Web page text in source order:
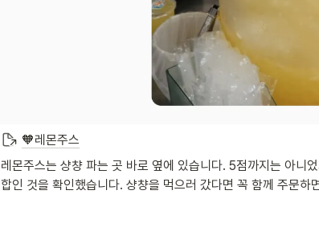
🧡레몬주스
레몬주스는 샹챵 파는 곳 바로 옆에 있습니다. 5점까지는 아니
합인 것을 확인했습니다. 샹챵을 먹으러 갔다면 꼭 함께 주문하